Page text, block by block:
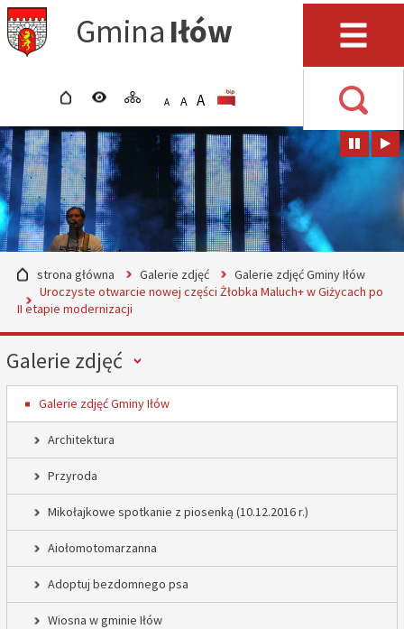
Przejdź do głównego
menu
Przejdź do treści
Przejdź do wyszukiwarki
Przejdź do mapy serwisu
Gmina Iłów Menu
strona głównawersja kontrastowa
mapa serwisu
APOMNIEJSZ CZCIONKĘ
A STANDARDOWY ROZMIAR
A POWIĘKSZ CZCIONKĘ
rozmiar czcionki
strona główna Galerie zdjęć
Galerie zdjęć Gminy Iłów
Uroczyste otwarcie nowej części Żłobka Maluch+ w Giżycach po
II etapie modernizacji
Menu
Galerie zdjęć
Galerie zdjęć Gminy Iłów
Architektura
Przyroda
Mikołajkowe spotkanie z piosenką (10.12.2016 r.)
Aiołomotomarzanna
Adoptuj bezdomnego psa
Wiosna w gminie Iłów